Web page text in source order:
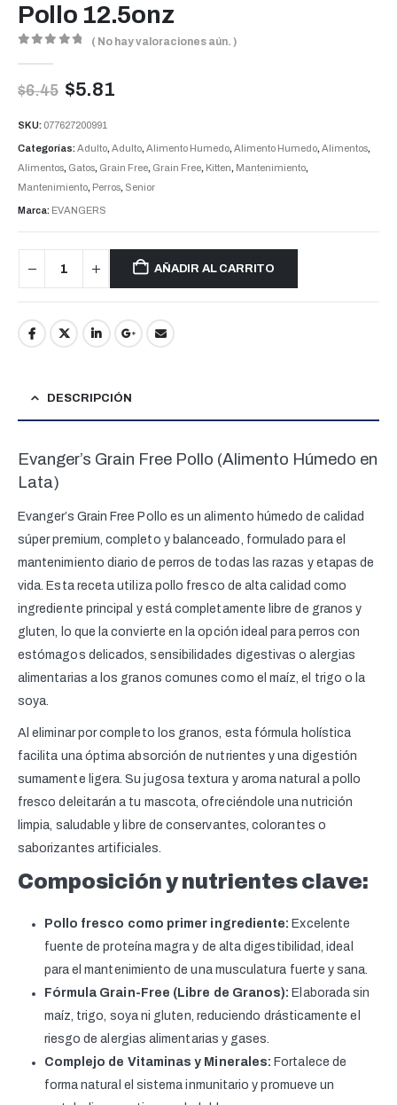
Pollo 12.5onz
( No hay valoraciones aún. )
$6.45 $5.81
SKU: 077627200991
Categorías:Adulto, Adulto, Alimento Humedo, Alimento Humedo, Alimentos,
Alimentos, Gatos, Grain Free, Grain Free, Kitten, Mantenimiento,
Mantenimiento, Perros, Senior
Marca: EVANGERS
AÑADIR AL CARRITO
DESCRIPCIÓN
Evanger’s Grain Free Pollo (Alimento Húmedo en
Lata)
Evanger’s Grain Free Pollo es un alimento húmedo de calidad
súper premium, completo y balanceado, formulado para el
mantenimiento diario de perros de todas las razas y etapas de
vida. Esta receta utiliza pollo fresco de alta calidad como
ingrediente principal y está completamente libre de granos y
gluten, lo que la convierte en la opción ideal para perros con
estómagos delicados, sensibilidades digestivas o alergias
alimentarias a los granos comunes como el maíz, el trigo o la
soya.
Al eliminar por completo los granos, esta fórmula holística
facilita una óptima absorción de nutrientes y una digestión
sumamente ligera. Su jugosa textura y aroma natural a pollo
fresco deleitarán a tu mascota, ofreciéndole una nutrición
limpia, saludable y libre de conservantes, colorantes o
saborizantes artificiales.
Composición y nutrientes clave:
Pollo fresco como primer ingrediente: Excelente
fuente de proteína magra y de alta digestibilidad, ideal
para el mantenimiento de una musculatura fuerte y sana.
Fórmula Grain-Free (Libre de Granos): Elaborada sin
maíz, trigo, soya ni gluten, reduciendo drásticamente el
riesgo de alergias alimentarias y gases.
Complejo de Vitaminas y Minerales: Fortalece de
forma natural el sistema inmunitario y promueve un